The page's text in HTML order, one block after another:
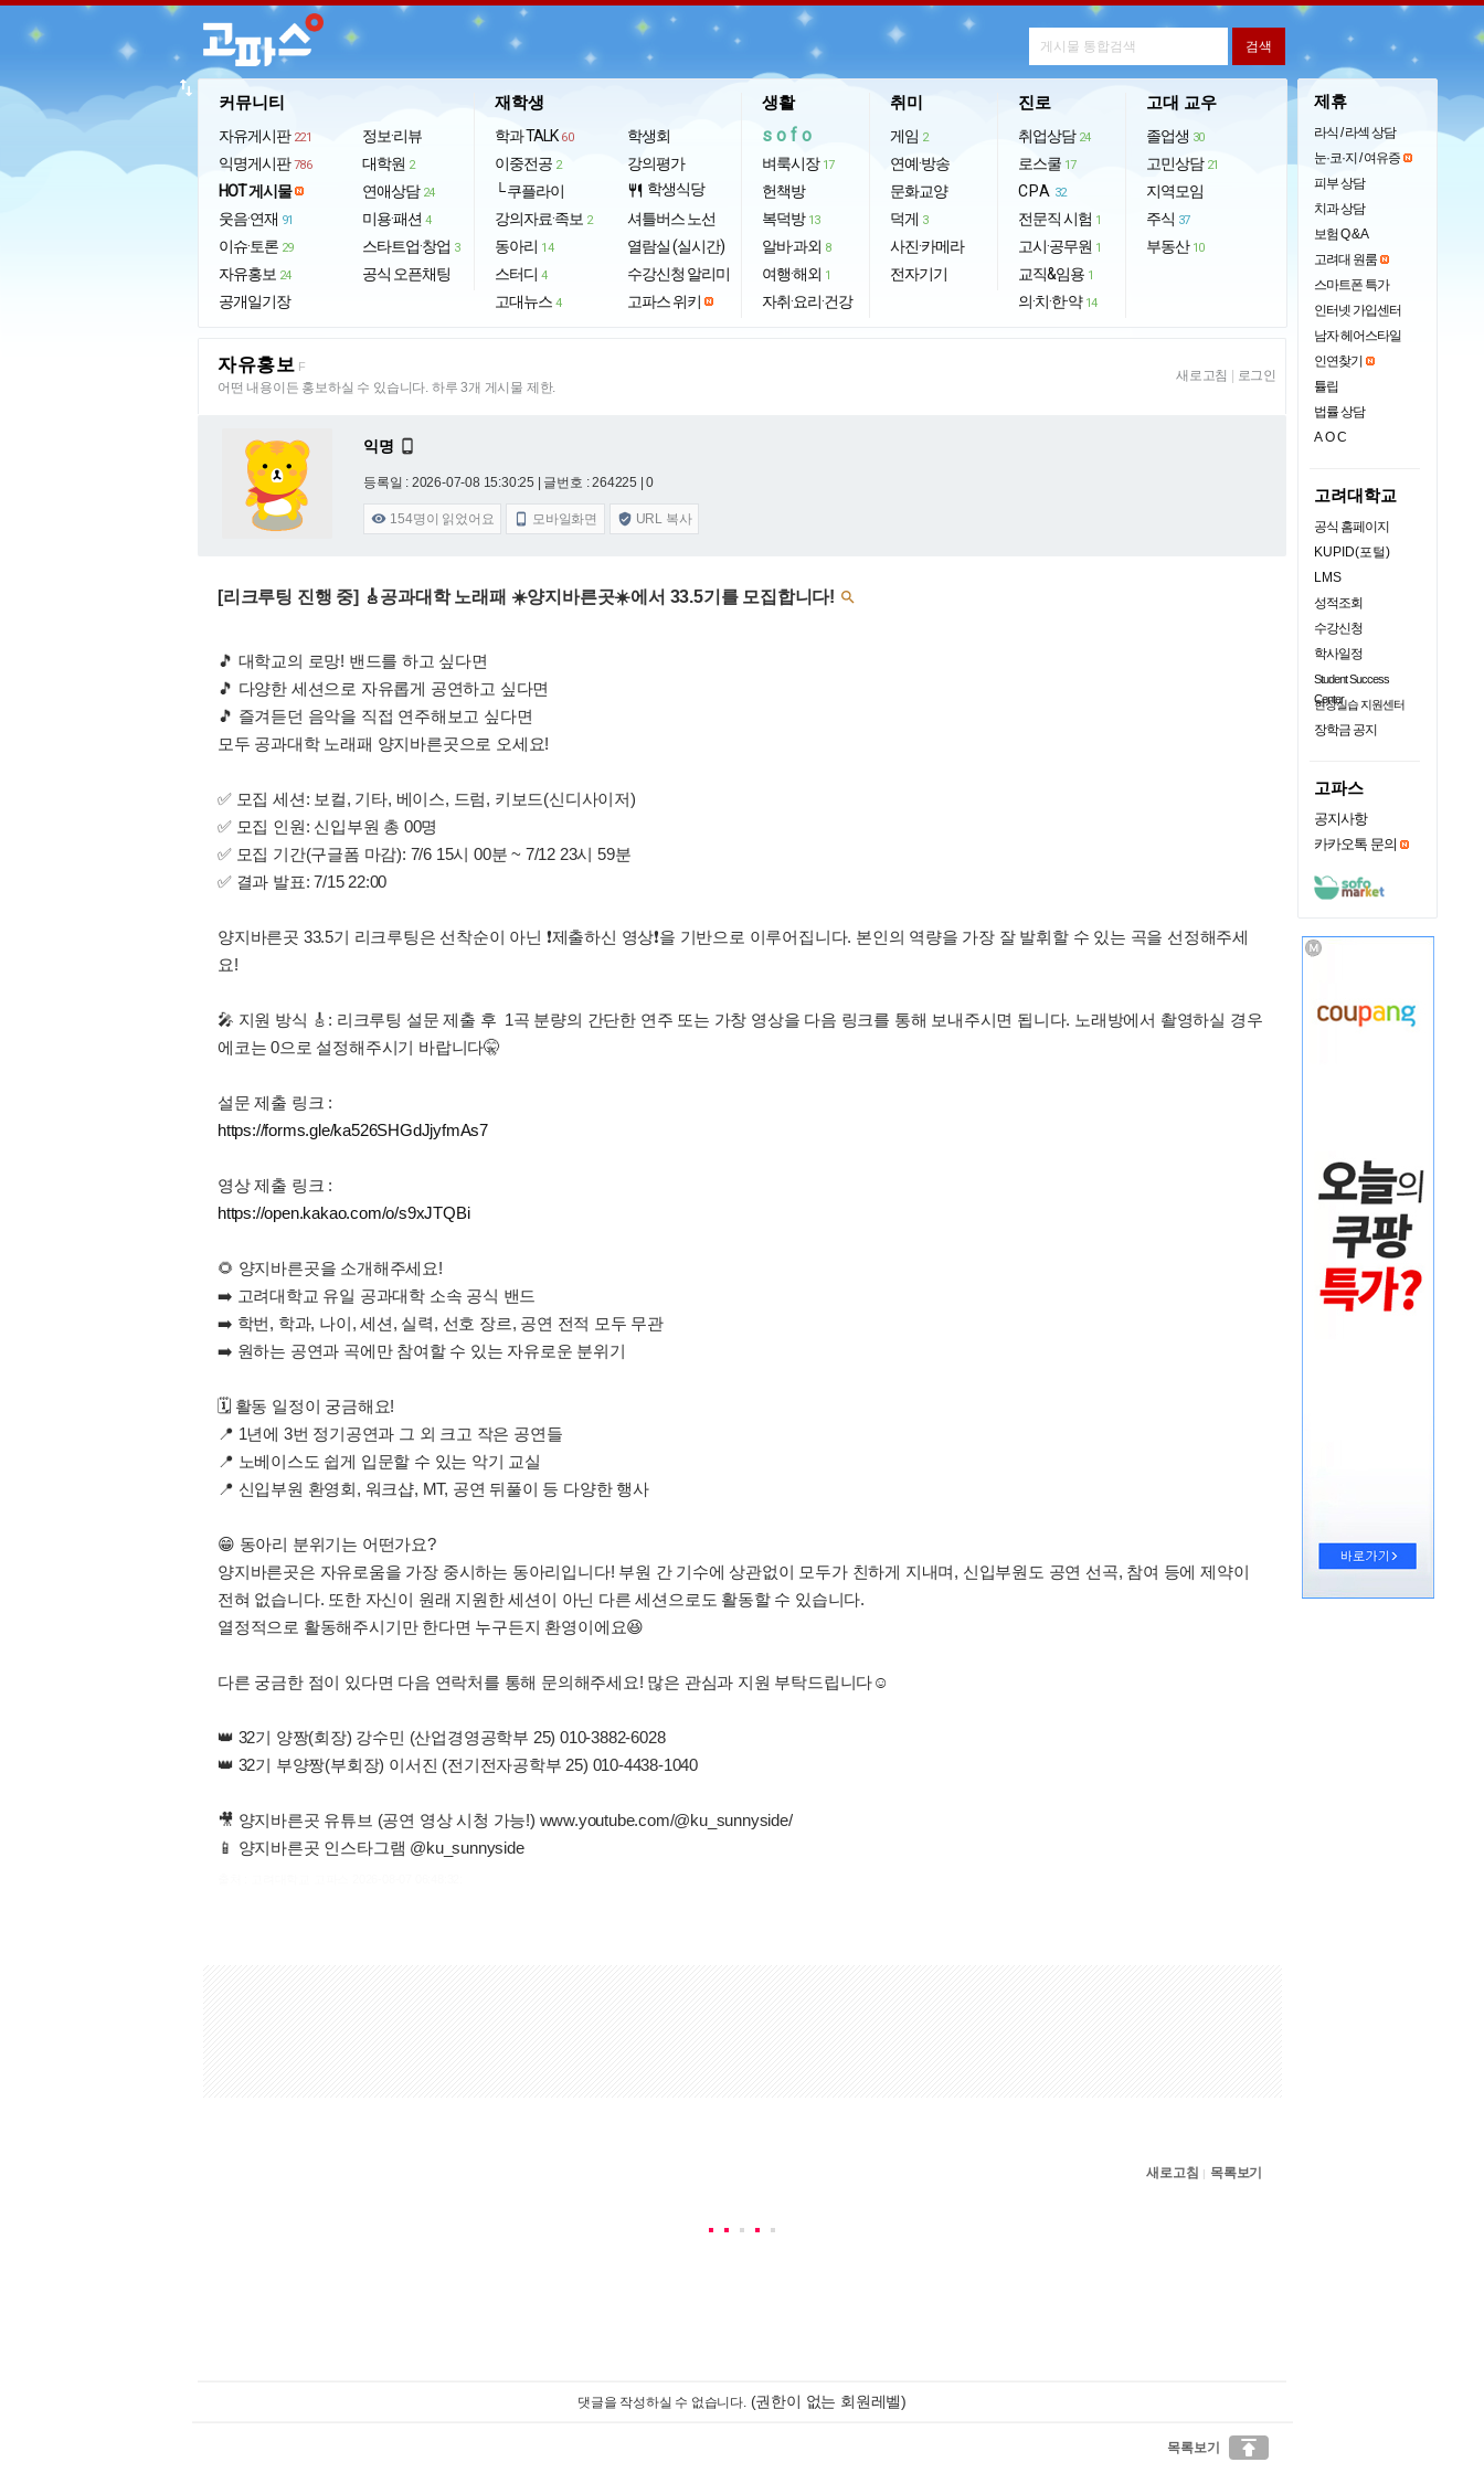
커뮤니티
자유게시판 221
익명게시판 786
HOT 게시물
웃음·연재 91
이슈·토론 29
자유홍보 24
공개일기장
정보·리뷰
대학원 2
연애상담 24
미용·패션 4
스타트업·창업 3
공식 오픈채팅
재학생
학과 TALK 60
이중전공 2
└ 쿠플라이
강의자료·족보 2
동아리 14
스터디 4
고대뉴스 4
학생회
강의평가
restaurant 학생식당
셔틀버스 노선
열람실 (실시간)
수강신청 알리미
고파스 위키
생활
sofo
벼룩시장 17
헌책방
복덕방 13
알바·과외 8
여행·해외 1
자취·요리·건강
취미
게임 2
연예·방송
문화교양
덕게 3
사진·카메라
전자기기
진로
취업상담 24
로스쿨 17
CPA 32
전문직 시험 1
고시·공무원 1
교직&임용 1
의·치·한·약 14
고대 교우
졸업생 30
고민상담 21
지역모임
주식 37
부동산 10
import_export
자유홍보 F
어떤 내용이든 홍보하실 수 있습니다. 하루 3개 게시물 제한.
새로고침 로그인
익명 
등록일 : 2026-07-08 15:30:25 | 글번호 : 264225 | 0
 154명이 읽었어요  모바일화면  URL 복사
[리크루팅 진행 중] 🎸공과대학 노래패 ☀️양지바른곳☀️에서 33.5기를 모집합니다! 
🎵 대학교의 로망! 밴드를 하고 싶다면
🎵 다양한 세션으로 자유롭게 공연하고 싶다면
🎵 즐겨듣던 음악을 직접 연주해보고 싶다면
모두 공과대학 노래패 양지바른곳으로 오세요!
✅ 모집 세션: 보컬, 기타, 베이스, 드럼, 키보드(신디사이저)
✅ 모집 인원: 신입부원 총 00명
✅ 모집 기간(구글폼 마감): 7/6 15시 00분 ~ 7/12 23시 59분
✅ 결과 발표: 7/15 22:00
양지바른곳 33.5기 리크루팅은 선착순이 아닌 ❗제출하신 영상❗을 기반으로 이루어집니다. 본인의 역량을 가장 잘 발휘할 수 있는 곡을 선정해주세
요!
🎤 지원 방식 🎸: 리크루팅 설문 제출 후 1곡 분량의 간단한 연주 또는 가창 영상을 다음 링크를 통해 보내주시면 됩니다. 노래방에서 촬영하실 경우
에코는 0으로 설정해주시기 바랍니다🤫
설문 제출 링크 :
https://forms.gle/ka526SHGdJjyfmAs7
영상 제출 링크 :
https://open.kakao.com/o/s9xJTQBi
🌻 양지바른곳을 소개해주세요!
➡️ 고려대학교 유일 공과대학 소속 공식 밴드
➡️ 학번, 학과, 나이, 세션, 실력, 선호 장르, 공연 전적 모두 무관
➡️ 원하는 공연과 곡에만 참여할 수 있는 자유로운 분위기
🗓 활동 일정이 궁금해요!
📍 1년에 3번 정기공연과 그 외 크고 작은 공연들
📍 노베이스도 쉽게 입문할 수 있는 악기 교실
📍 신입부원 환영회, 워크샵, MT, 공연 뒤풀이 등 다양한 행사
😁 동아리 분위기는 어떤가요?
양지바른곳은 자유로움을 가장 중시하는 동아리입니다! 부원 간 기수에 상관없이 모두가 친하게 지내며, 신입부원도 공연 선곡, 참여 등에 제약이
전혀 없습니다. 또한 자신이 원래 지원한 세션이 아닌 다른 세션으로도 활동할 수 있습니다.
열정적으로 활동해주시기만 한다면 누구든지 환영이에요😆
다른 궁금한 점이 있다면 다음 연락처를 통해 문의해주세요! 많은 관심과 지원 부탁드립니다☺️
👑 32기 양짱(회장) 강수민 (산업경영공학부 25) 010-3882-6028
👑 32기 부양짱(부회장) 이서진 (전기전자공학부 25) 010-4438-1040
🎥 양지바른곳 유튜브 (공연 영상 시청 가능!) www.youtube.com/@ku_sunnyside/
📱 양지바른곳 인스타그램 @ku_sunnyside
새로고침 | 목록보기
댓글을 작성하실 수 없습니다. (권한이 없는 회원레벨)
목록보기 
제휴
라식 / 라섹 상담
눈·코·지 / 여유증
피부 상담
치과 상담
보험 Q & A
고려대 원룸
스마트폰 특가
인터넷 가입센터
남자 헤어스타일
인연찾기
튤립
법률 상담
AOC
고려대학교
공식 홈페이지
KUPID(포털)
LMS
성적조회
수강신청
학사일정
Student Success
Center
현장실습 지원센터
장학금 공지
고파스
공지사항
카카오톡 문의